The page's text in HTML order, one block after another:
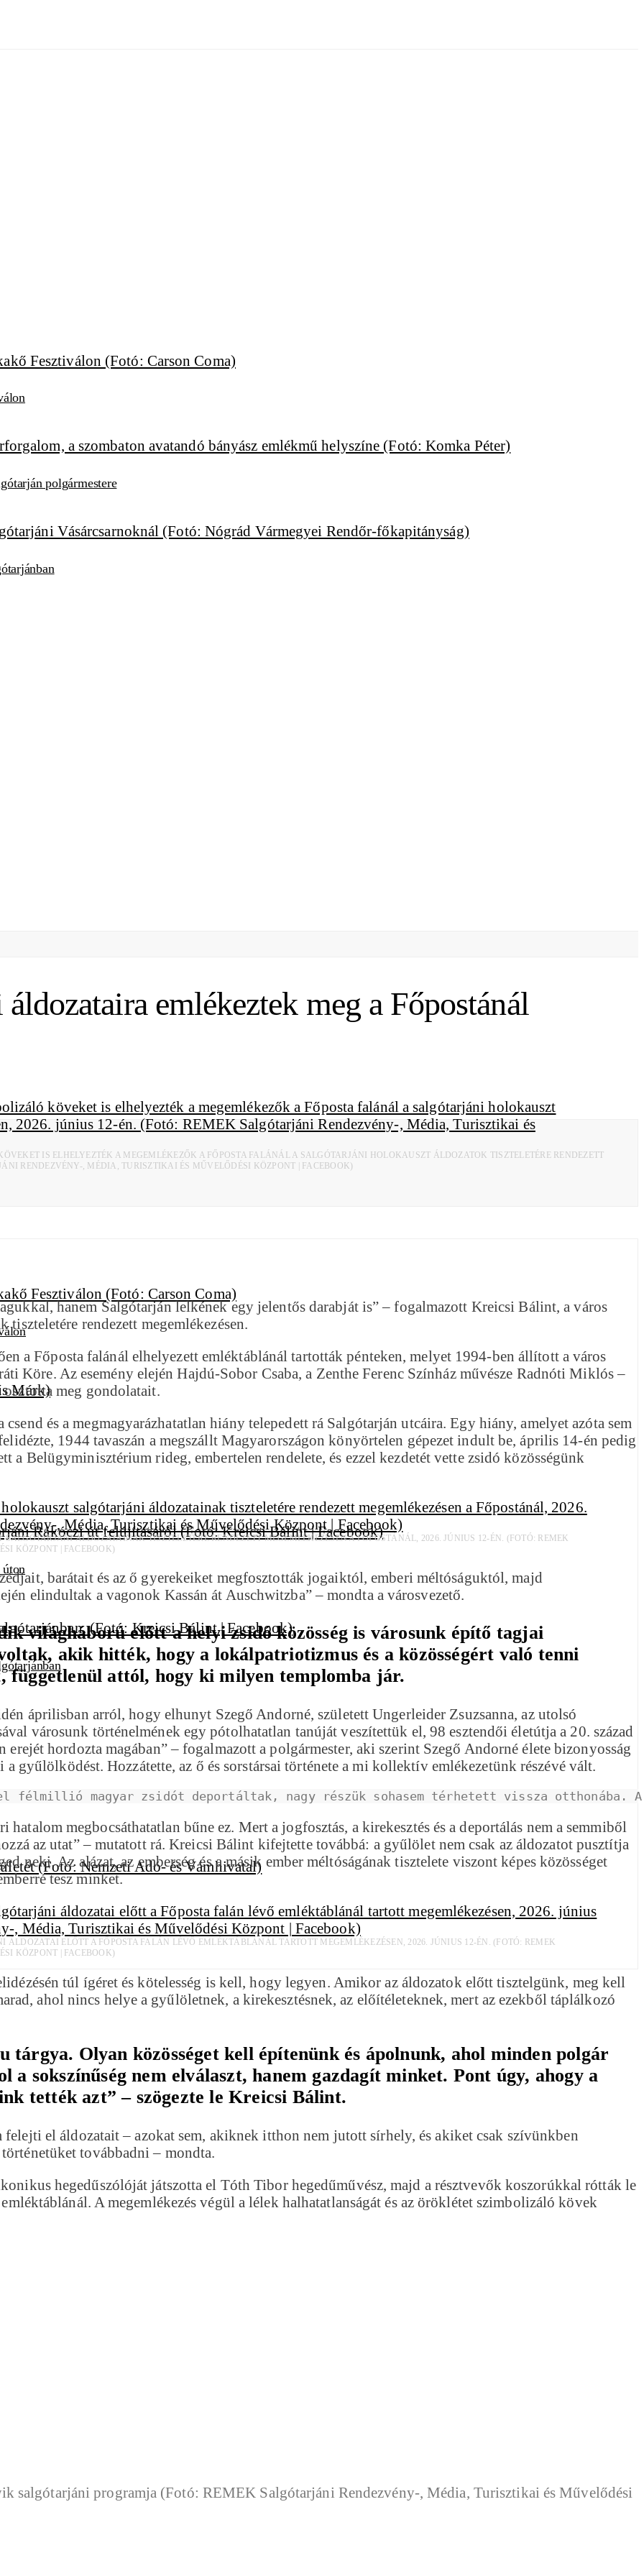
polgármestere
emlékeztek meg a Főpostánál
IS ELHELYEZTÉK A MEGEMLÉKEZŐK A FŐPOSTA FALÁNÁL A SALGÓTARJÁNI HOLOKAUSZT ÁLDOZATOK TISZTELETÉRE RENDEZETT
RENDEZVÉNY-, MÉDIA, TURISZTIKAI ÉS MŰVELŐDÉSI KÖZPONT | FACEBOOK)
hanem Salgótarján lelkének egy jelentős darabját is” – fogalmazott Kreicsi Bálint, a város
rendezett megemlékezésen.
a Főposta falánál elhelyezett emléktáblánál tartották pénteken, melyet 1994-ben állított a város
Köre. Az esemény elején Hajdú-Sobor Csaba, a Zenthe Ferenc Színház művésze Radnóti Miklós –
meg gondolatait.
és a megmagyarázhatatlan hiány telepedett rá Salgótarján utcáira. Egy hiány, amelyet azóta sem
1944 tavaszán a megszállt Magyarországon könyörtelen gépezet indult be, április 14-én pedig
a Belügyminisztérium rideg, embertelen rendelete, és ezzel kezdetét vette zsidó közösségünk
ÁLDOZATAINAK TISZTELETÉRE RENDEZETT MEGEMLÉKEZÉSEN A FŐPOSTÁNÁL, 2026. JÚNIUS 12-ÉN. (FOTÓ: REMEK
KÖZPONT | FACEBOOK)
barátait és az ő gyerekeiket megfosztották jogaiktól, emberi méltóságuktól, majd
elindultak a vagonok Kassán át Auschwitzba” – mondta a városvezető.
világháború előtt a helyi zsidó közösség is városunk építő tagjai
akik hitték, hogy a lokálpatriotizmus és a közösségért való tenni
függetlenül attól, hogy ki milyen templomba jár.
áprilisban arról, hogy elhunyt Szegő Andorné, született Ungerleider Zsuzsanna, az utolsó
városunk történelmének egy pótolhatatlan tanúját veszítettük el, 98 esztendői életútja a 20. század
hordozta magában” – fogalmazott a polgármester, aki szerint Szegő Andorné élete bizonyosság
gyűlölködést. Hozzátette, az ő és sorstársai története a mi kollektív emlékezetünk részévé vált.
félmillió magyar zsidót deportáltak, nagy részük sohasem térhetett vissza
megbocsáthatatlan bűne ez. Mert a jogfosztás, a kirekesztés és a deportálás nem a semmiből
az utat” – mutatott rá. Kreicsi Bálint kifejtette továbbá: a gyűlölet nem csak az áldozatot pusztítja
neki. Az alázat, az emberség és a másik ember méltóságának tisztelete viszont képes közösséget
tesz minket.
ELŐTT A FŐPOSTA FALÁN LÉVŐ EMLÉKTÁBLÁNÁL TARTOTT MEGEMLÉKEZÉSEN, 2026. JÚNIUS 12-ÉN. (FOTÓ: REMEK
KÖZPONT | FACEBOOK)
túl ígéret és kötelesség is kell, hogy legyen. Amikor az áldozatok előtt tisztelgünk, meg kell
ahol nincs helye a gyűlöletnek, a kirekesztésnek, az előítéleteknek, mert az ezekből táplálkozó
tárgya. Olyan közösséget kell építenünk és ápolnunk, ahol minden polgár
a sokszínűség nem elválaszt, hanem gazdagít minket. Pont úgy, ahogy a
tették azt” – szögezte le Kreicsi Bálint.
el áldozatait – azokat sem, akiknek itthon nem jutott sírhely, és akiket csak szívünkben
továbbadni – mondta.
hegedűszólóját játszotta el Tóth Tibor hegedűművész, majd a résztvevők koszorúkkal rótták le
A megemlékezés végül a lélek halhatatlanságát és az öröklétet szimbolizáló kövek